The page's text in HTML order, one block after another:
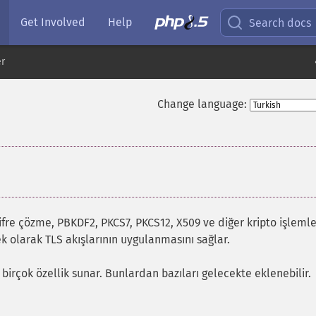
Get Involved Help Search docs
Change language:
PBKDF2, PKCS7, PKCS12, X509 ve diğer kripto
TLS akışlarının uygulanmasını sağlar.
özellik sunar. Bunlardan bazıları gelecekte eklenebilir.